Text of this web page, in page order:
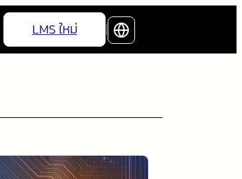
LMS ใหม่ |